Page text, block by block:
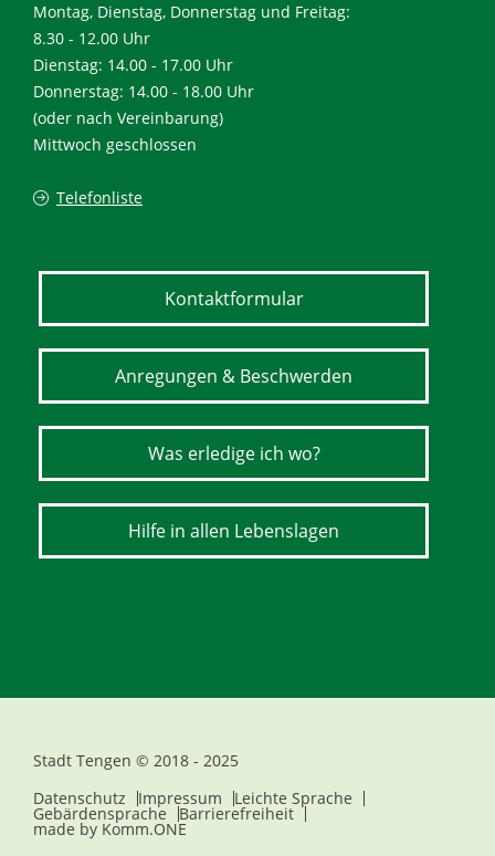
Montag, Dienstag, Donnerstag und Freitag:
8.30 - 12.00 Uhr
Dienstag: 14.00 - 17.00 Uhr
Donnerstag: 14.00 - 18.00 Uhr
(oder nach Vereinbarung)
Mittwoch geschlossen
Telefonliste
Kontaktformular
Anregungen & Beschwerden
Was erledige ich wo?
Hilfe in allen Lebenslagen
Stadt Tengen © 2018 - 2025
Datenschutz
Impressum Leichte Sprache
Gebärdensprache Barrierefreiheit
made by Komm.ONE